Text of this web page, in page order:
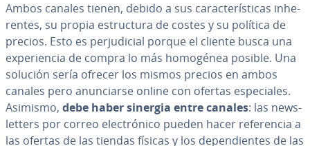
Ambos canales tienen, debido a sus ca­ra­c­te­rí­s­ti­cas inhe­
re­n­tes, su propia es­tru­c­tu­ra de costes y su política de
precios. Esto es pe­r­ju­di­cial porque el cliente busca una
ex­pe­rie­n­cia de compra lo más homogénea posible. Una
solución sería ofrecer los mismos precios en ambos
canales pero anu­n­ciar­se online con ofertas es­pe­cia­les.
Asimismo, debe haber sinergia entre canales: las ne­w­s­
le­t­te­rs por correo ele­c­tró­ni­co pueden hacer re­fe­re­n­cia a
las ofertas de las tiendas físicas y los de­pe­n­die­n­tes de las